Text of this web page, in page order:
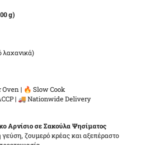
g)
λαχανικά)
| 🔥 Slow Cook
| 🚚 Nationwide Delivery
Αρνίσιο σε Σακούλα Ψησίματος
ζουμερό κρέας και αξεπέραστο